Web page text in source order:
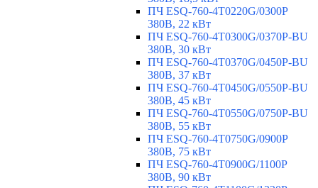
ПЧ ESQ-760-4T0220G/0300P
380В, 22 кВт
ПЧ ESQ-760-4T0300G/0370P-BU
380В, 30 кВт
ПЧ ESQ-760-4T0370G/0450P-BU
380В, 37 кВт
ПЧ ESQ-760-4T0450G/0550P-BU
380В, 45 кВт
ПЧ ESQ-760-4T0550G/0750P-BU
380В, 55 кВт
ПЧ ESQ-760-4T0750G/0900P
380В, 75 кВт
ПЧ ESQ-760-4T0900G/1100P
380В, 90 кВт